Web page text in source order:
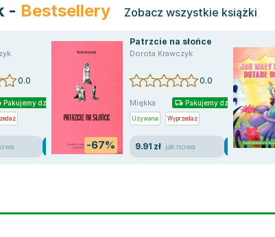
- Bestsellery Zobacz wszystkie książki
0.0
Pakujemy dzisiaj
-67%
Patrzcie na słońce
Dorota Krawczyk
0.0
Miękka Pakujemy dzisiaj
Używana Wyprzedaż
9.91 zł jak nowa